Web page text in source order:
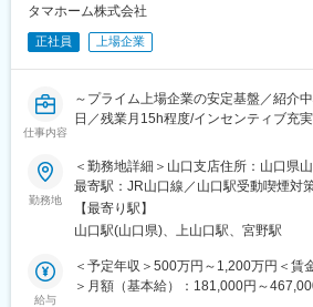
■組織構成：
金融部門に所属し、住宅営業担当と密
進します。
■本ポジションの魅力：
住宅購入をきっかけとした顧客紹介型
きます。
生命保険販売実績に応じたインセンテ
手数料の20％を還元。四半期ごとに支
が可能です。一般職平均70万円、主任
価する風土があります。
タマホーム株式会社
正社員 上場企業
仕事内容
～プライム上場企業の安定基盤／紹介
日／残業月15h程度/インセンティブ充
■職務概要：
当社は累計引渡し棟数14万棟超を誇る
ディングカンパニーです。
生命保険の提案先を自ら開拓する営業
するお客様のライフプラン設計から関
住宅ローン・火災保険・生命保険をワ
様の住まいと人生を支える総合コンサ
勤務地
＜勤務地詳細＞山口支店住所：山口県
最寄駅：JR山口線／山口駅受動喫煙対
囲：会社の定める事業所
【最寄り駅】
山口駅(山口県)、上山口駅、宮野駅
給与
＜予定年収＞500万円～1,200万円＜賃
＞月額（基本給）：181,000円～